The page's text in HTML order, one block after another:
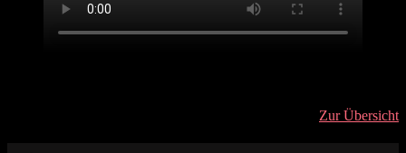
Zur Übersicht